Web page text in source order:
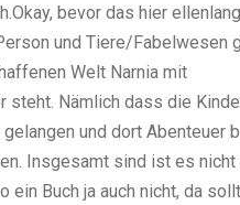
Okay, bevor das hier
und Tiere/Fabelwesen
Welt Narnia mit
steht. Nämlich dass die
und dort Abenteuer
Insgesamt sind ist es nicht
Buch ja auch nicht, da